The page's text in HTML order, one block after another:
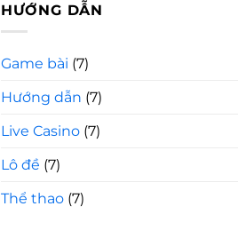
HƯỚNG DẪN
Game bài (7)
Hướng dẫn (7)
Live Casino(7)
Lô đề (7)
Thể thao(7)